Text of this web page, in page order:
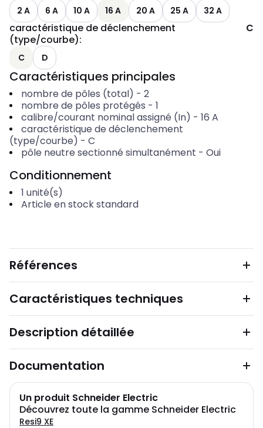
2 A 6 A 10 A 16 A 20 A 25 A 32 A
caractéristique de déclenchement
(type/courbe):
C
C D
Caractéristiques principales
nombre de pôles (total) - 2
nombre de pôles protégés - 1
calibre/courant nominal assigné (In) - 16 A
caractéristique de déclenchement
(type/courbe) - C
pôle neutre sectionné simultanément - Oui
Conditionnement
1 unité(s)
Article en stock standard
Références
Caractéristiques techniques
Description détaillée
Documentation
Un produit Schneider Electric
Découvrez toute la gamme Schneider Electric
Resi9 XE